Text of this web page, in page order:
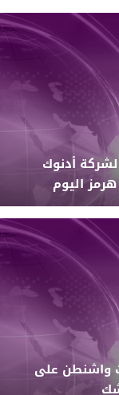
لشركة أدنوك
واشنطن على